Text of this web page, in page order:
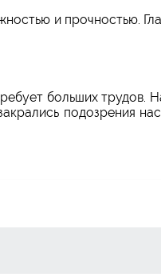
и прочностью.
больших трудов.
подозрения